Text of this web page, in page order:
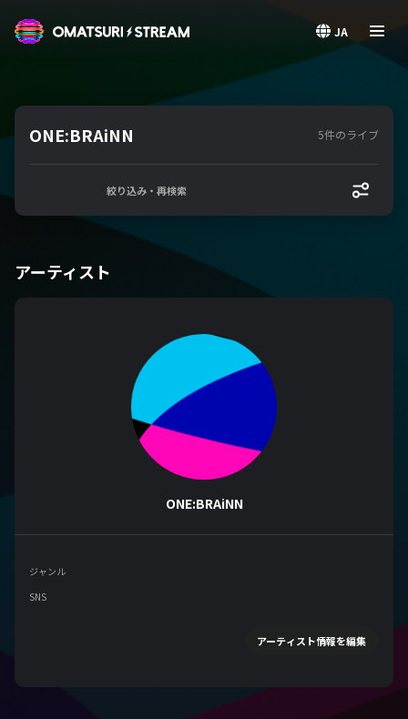
JA
ONE:BRAiNN 5件のライブ
絞り込み・再検索
アーティスト
ONE:BRAiNN
ジャンル
SNS
アーティスト情報を編集